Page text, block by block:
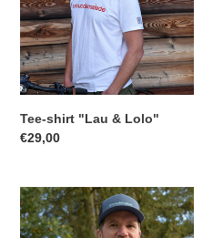
Lolo"
Tee-shirt "Lau & Lolo"
Prix
€29,00
Tee-
shirt